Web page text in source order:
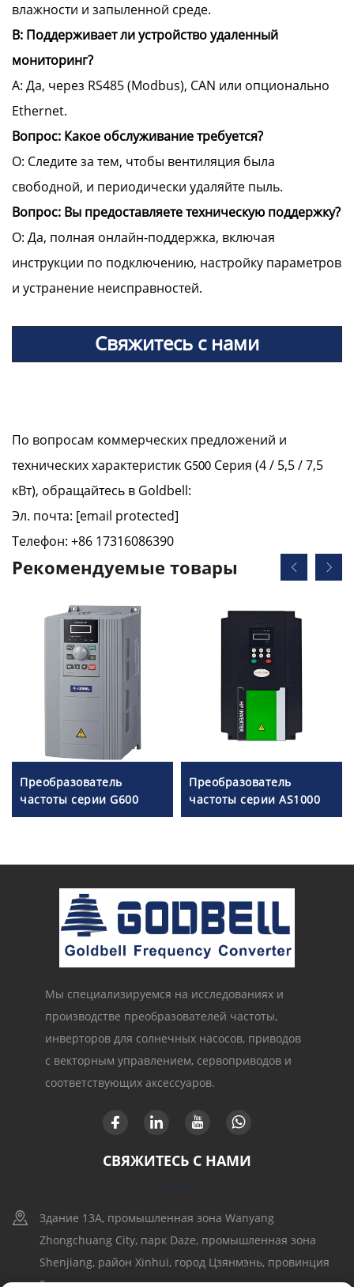
влажности и запыленной среде.
В: Поддерживает ли устройство удаленный
мониторинг?
A: Да, через RS485 (Modbus), CAN или опционально
Ethernet.
Вопрос: Какое обслуживание требуется?
О: Следите за тем, чтобы вентиляция была
свободной, и периодически удаляйте пыль.
Вопрос: Вы предоставляете техническую поддержку?
О: Да, полная онлайн-поддержка, включая
инструкции по подключению, настройку параметров
и устранение неисправностей.
Свяжитесь с нами
По вопросам коммерческих предложений и
технических характеристик G500 Серия (4 / 5,5 / 7,5
кВт), обращайтесь в Goldbell:
Эл. почта: [email protected]
Телефон: +86 17316086390
Рекомендуемые товары
Преобразователь
частоты серии G600
Преобразователь
частоты серии AS1000
Мы специализируемся на исследованиях и
производстве преобразователей частоты,
инверторов для солнечных насосов, приводов
с векторным управлением, сервоприводов и
соответствующих аксессуаров.
СВЯЖИТЕСЬ С НАМИ
Здание 13A, промышленная зона Wanyang
Zhongchuang City, парк Daze, промышленная зона
Shenjiang, район Xinhui, город Цзянмэнь, провинция